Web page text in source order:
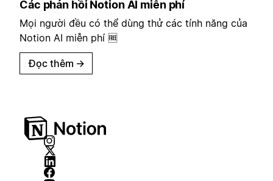
Các phản hồi Notion AI miễn phí
Mọi người đều có thể dùng thử các tính năng của
Notion AI miễn phí 🆓
Đọc thêm →